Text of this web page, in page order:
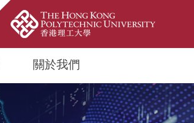
關於我們